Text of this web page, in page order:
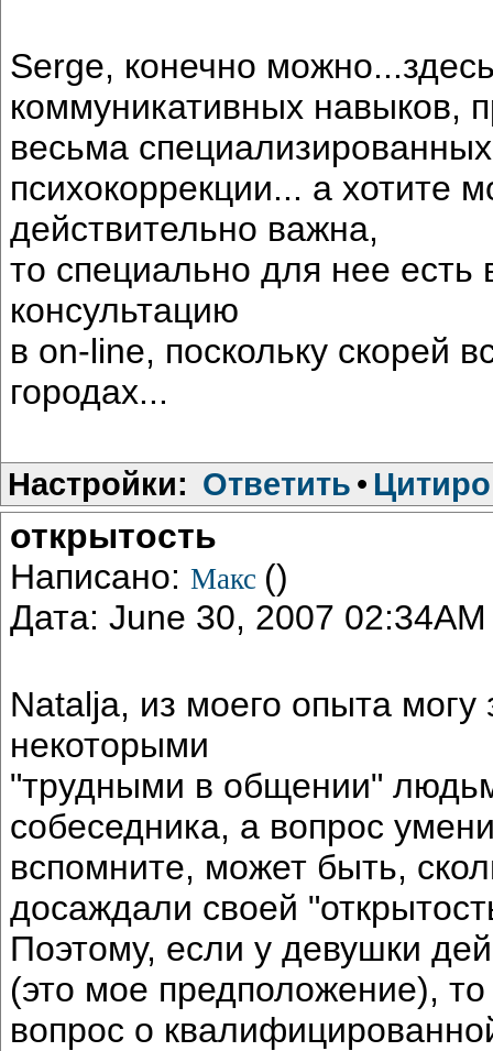
Serge, конечно
коммуникативных навыков,
весьма
психокоррекции... а хотите
действительно важна,
то специально для нее есть
консультацию
в on-line, поскольку скорей
городах...
Настройки: Ответить •
открытость
Написано: Макс ()
Дата: June 30, 2007 02:34AM
Natalja, из моего опыта
некоторыми
"трудными в общении"
собеседника, а вопрос
вспомните, может быть,
досаждали своей
Поэтому, если у девушки
(это мое предположение),
вопрос о